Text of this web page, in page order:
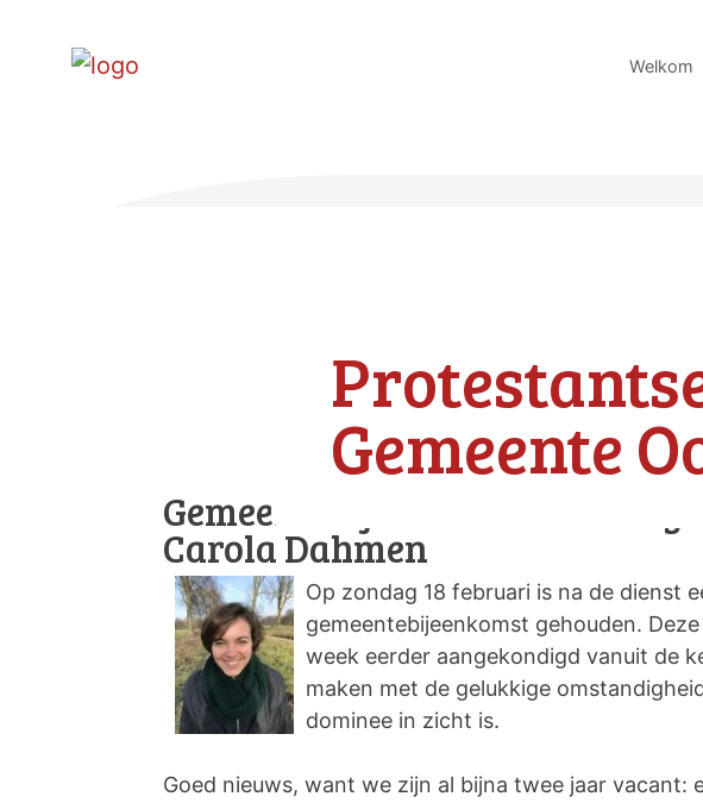
Welkom
Gemeente
Gemeentebijeenkomst vanwege
Carola Dahmen
Op zondag 18 februari is na de dienst
gemeentebijeenkomst gehouden.
week eerder aangekondigd vanuit de
maken met de gelukkige
dominee in zicht is.
Goed nieuws, want we zijn al bijna twee jaar vacant: